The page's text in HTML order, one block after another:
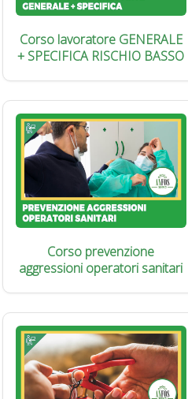
Corso lavoratore GENERALE
+ SPECIFICA RISCHIO BASSO
Corso prevenzione
aggressioni operatori sanitari